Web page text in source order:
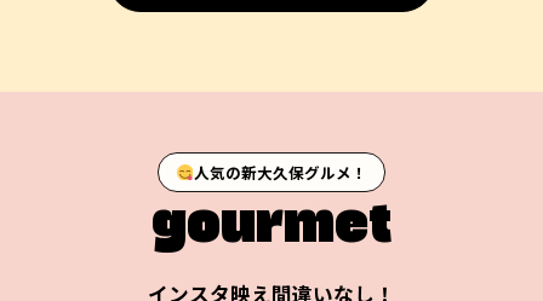
人気の新大久保グルメ！
gourmet
インスタ映え間違いなし！